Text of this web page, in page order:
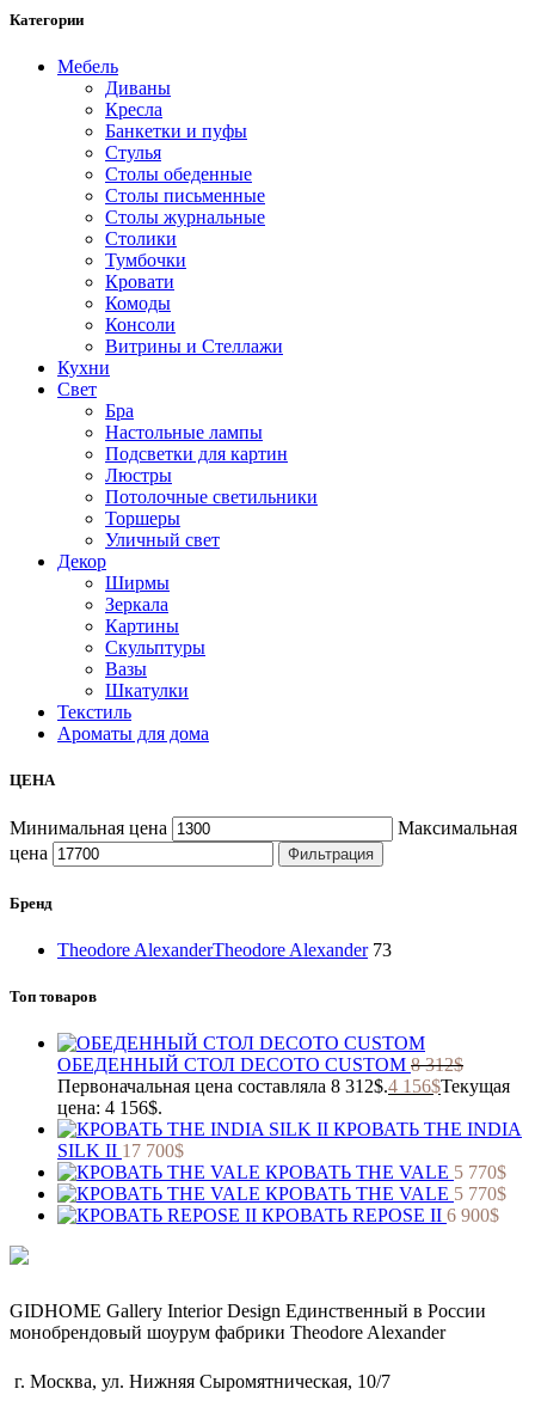
Категории
Мебель
Диваны
Кресла
Банкетки и пуфы
Стулья
Столы обеденные
Столы письменные
Столы журнальные
Столики
Тумбочки
Кровати
Комоды
Консоли
Витрины и Стеллажи
Кухни
Свет
Бра
Настольные лампы
Подсветки для картин
Люстры
Потолочные светильники
Торшеры
Уличный свет
Декор
Ширмы
Зеркала
Картины
Скульптуры
Вазы
Шкатулки
Текстиль
Ароматы для дома
ЦЕНА
Минимальная цена
Максимальная
цена
Фильтрация
Бренд
Theodore AlexanderTheodore Alexander 73
Топ товаров
ОБЕДЕННЫЙ СТОЛ DECOTO CUSTOM 8 312$
Первоначальная цена составляла 8 312$.4 156$Текущая
цена: 4 156$.
КРОВАТЬ THE INDIA
SILK II 17 700$
КРОВАТЬ THE VALE 5 770$
КРОВАТЬ THE VALE 5 770$
КРОВАТЬ REPOSE II 6 900$
GIDHOME Gallery Interior Design Единственный в России
монобрендовый шоурум фабрики Theodore Alexander
г. Москва, ул. Нижняя Сыромятническая, 10/7